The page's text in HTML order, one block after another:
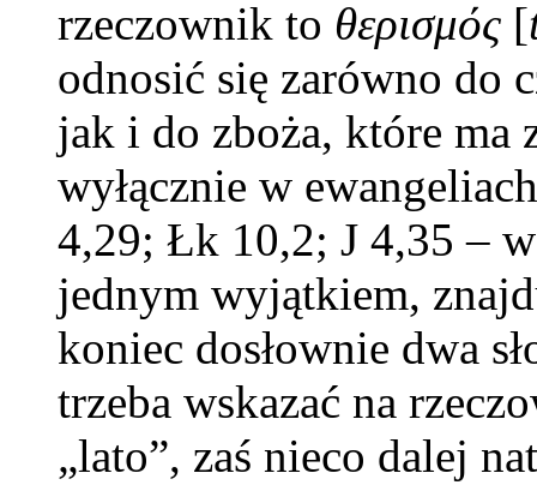
rzeczownik to θερισμός [
odnosić się zarówno do
jak i do zboża, które ma
wyłącznie w
4,29; Łk 10,2; J 4,35 –
jednym wyjątkiem,
koniec dosłownie dwa
trzeba wskazać na
„lato”, zaś nieco dalej